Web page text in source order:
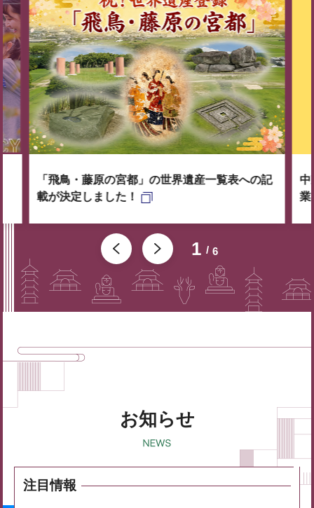
1 6
「飛鳥・藤原の宮都」の世界遺産一覧表への記
載が決定しました！
中
業
お知らせ
注目情報